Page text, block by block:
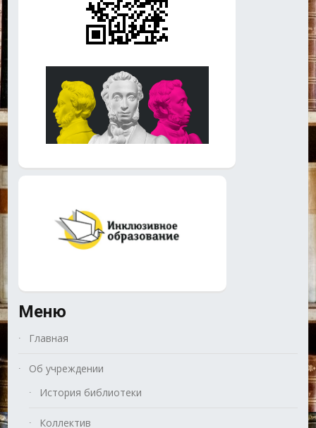
Меню
Главная
Об учреждении
История библиотеки
Коллектив